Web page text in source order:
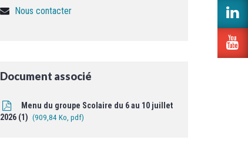
Nous contacter
Document associé
Menu du groupe Scolaire du 6 au 10 juillet
2026 (1)
909,84 Ko , pdf